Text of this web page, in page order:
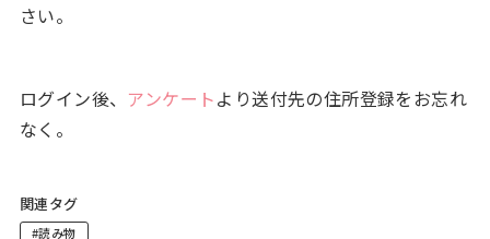
さい。
ログイン後、 アンケートより送付先の住所登録をお忘れ
なく。
関連タグ
#読み物